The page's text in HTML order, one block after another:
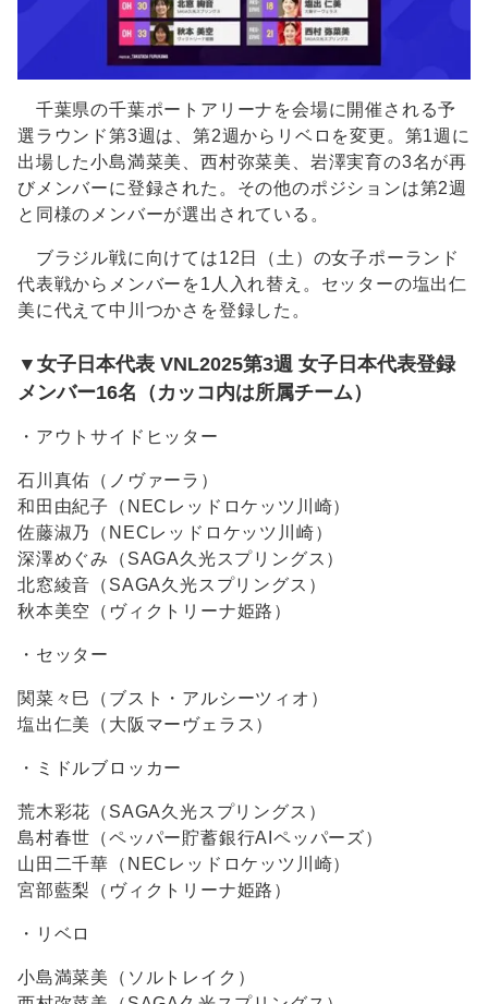
千葉県の千葉ポートアリーナを会場に開催される予
選ラウンド第3週は、第2週からリベロを変更。第1週に
出場した小島満菜美、西村弥菜美、岩澤実育の3名が再
びメンバーに登録された。その他のポジションは第2週
と同様のメンバーが選出されている。
ブラジル戦に向けては12日（土）の女子ポーランド
代表戦からメンバーを1人入れ替え。セッターの塩出仁
美に代えて中川つかさを登録した。
▼女子日本代表 VNL2025第3週 女子日本代表登録
メンバー16名（カッコ内は所属チーム）
・アウトサイドヒッター
石川真佑（ノヴァーラ）
和田由紀子（NECレッドロケッツ川崎）
佐藤淑乃（NECレッドロケッツ川崎）
深澤めぐみ（SAGA久光スプリングス）
北窓綾音（SAGA久光スプリングス）
秋本美空（ヴィクトリーナ姫路）
・セッター
関菜々巳（ブスト・アルシーツィオ）
塩出仁美（大阪マーヴェラス）
・ミドルブロッカー
荒木彩花（SAGA久光スプリングス）
島村春世（ペッパー貯蓄銀行AIペッパーズ）
山田二千華（NECレッドロケッツ川崎）
宮部藍梨（ヴィクトリーナ姫路）
・リベロ
小島満菜美（ソルトレイク）